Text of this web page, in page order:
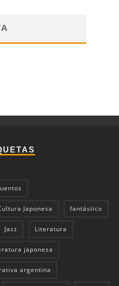
Japonesa fantástico
Jazz Literatura
japonesa
argentina